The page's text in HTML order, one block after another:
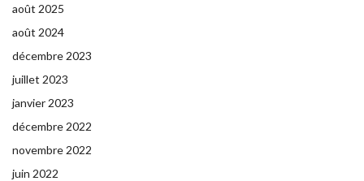
août 2025
août 2024
décembre 2023
juillet 2023
janvier 2023
décembre 2022
novembre 2022
juin 2022